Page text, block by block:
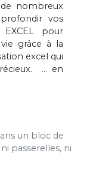
nombreux
vos
EXCEL pour
grâce à la
excel qui
... en
un bloc de
passerelles, ni